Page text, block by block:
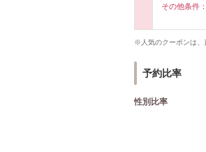
その他条件：
※人気のクーポンは、
予約比率
性別比率